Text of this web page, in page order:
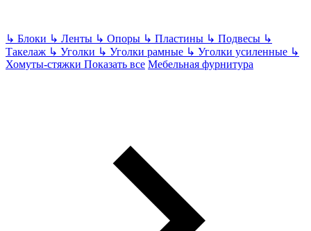
↳ Блоки ↳ Ленты ↳ Опоры ↳ Пластины ↳ Подвесы ↳
Такелаж ↳ Уголки ↳ Уголки рамные ↳ Уголки усиленные ↳
Хомуты-стяжки Показать все Мебельная фурнитура